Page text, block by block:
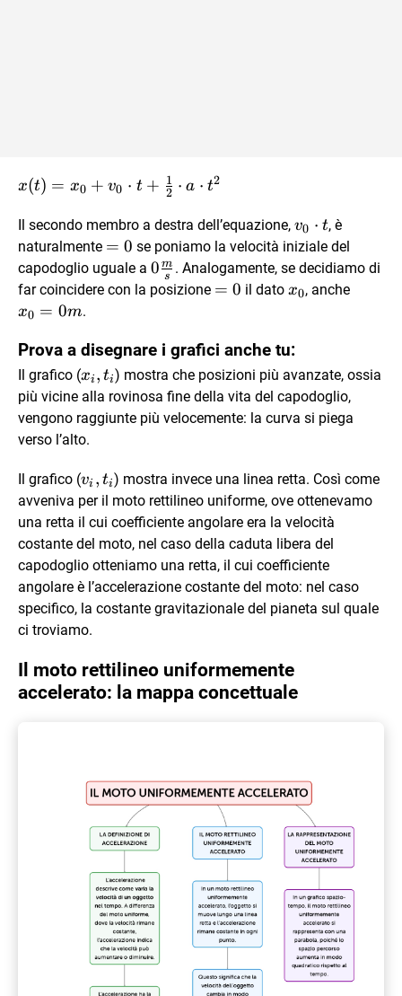
x(t) =
v_0\cdot
t +\frac
12 \cdot
a\cdot
t^2
x(t) = x0 + v0 ⋅ t + 2
1 ⋅ a ⋅ t2
Il secondo membro a destra dell’equazione, v_0\cdot
t
v0 ⋅ t, è
naturalmente =0
= 0 se poniamo la velocità iniziale del
capodoglio uguale a 0
\frac
0 s
m . Analogamente, se decidiamo di
far coincidere con la posizione =0
= 0 il datox_0
x0, anche
x0 = 0m.
Prova a disegnare i grafici anche tu:
Il grafico (x_i,
t_i
xi , ti) mostra che posizioni più avanzate, ossia
più vicine alla rovinosa fine della vita del capodoglio,
vengono raggiunte più velocemente: la curva si piega
verso l’alto.
Il grafico (v_i,
t_i
vi , ti) mostra invece una linea retta. Così come
avveniva per il moto rettilineo uniforme, ove ottenevamo
una retta il cui coefficiente angolare era la velocità
costante del moto, nel caso della caduta libera del
capodoglio otteniamo una retta, il cui coefficiente
angolare è l’accelerazione costante del moto: nel caso
specifico, la costante gravitazionale del pianeta sul quale
ci troviamo.
Il moto rettilineo uniformemente
accelerato: la mappa concettuale